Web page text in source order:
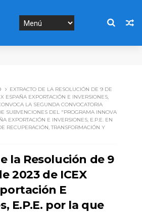
EXTRACTO DE LA RESOLUCIÓN DE 9 DE
ESPAÑA EXPORTACIÓN E INVERSIONES,
LA SEGUNDA CONVOCATORIA
SUBVENCIONES DEL "PROGRAMA INNOVA
EXPORTACIÓN E INVERSIONES, E.P.E. EN
RECUPERACIÓN, TRANSFORMACIÓN Y
la Resolución de 9
2023 de ICEX
E
E.P.E. por la que